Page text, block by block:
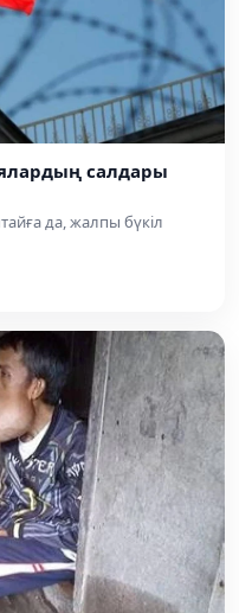
салдары
да, жалпы бүкіл